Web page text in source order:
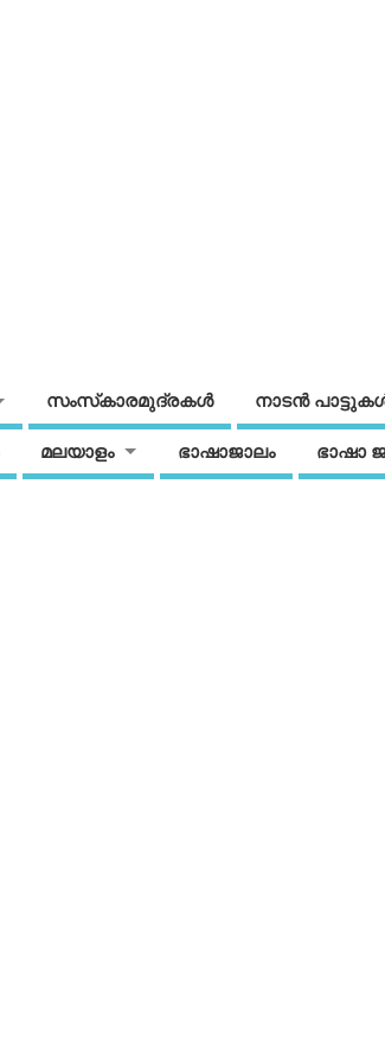
സംസ്‌കാരമുദ്രകള്‍ നാടന്‍
മലയാളം ഭാഷാജാലം ഭാഷാ